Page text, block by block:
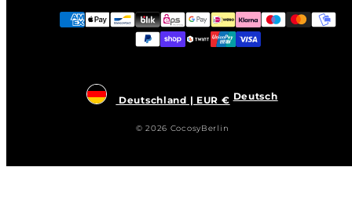
Zahlungsarten
Deutschland | EUR € Deutsch
© 2026 CocosyBerlin